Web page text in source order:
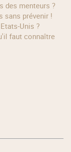
des menteurs ?
sans prévenir !
Unis ?